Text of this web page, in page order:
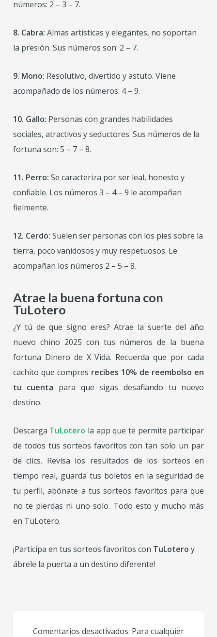
números: 2 – 3 – 7.
8. Cabra: Almas artísticas y elegantes, no soportan
la presión. Sus números son: 2 – 7.
9. Mono: Resolutivo, divertido y astuto. Viene
acompañado de los números: 4 – 9.
10. Gallo: Personas con grandes habilidades
sociales, atractivos y seductores. Sus números de la
fortuna son: 5 – 7 – 8.
11. Perro: Se caracteriza por ser leal, honesto y
confiable. Los números 3 – 4 – 9 le acompañan
fielmente.
12. Cerdo: Suelen ser personas con los pies sobre la
tierra, poco vanidosos y muy respetuosos. Le
acompañan los números 2 – 5 – 8.
Atrae la buena fortuna con
TuLotero
¿Y tú de que signo eres? Atrae la suerte del año
nuevo chino 2025 con tus números de la buena
fortuna Dinero de X Vida. Recuerda que por cada
cachito que compres recibes 10% de reembolso en
tu cuenta para que sigas desafiando tu nuevo
destino.
Descarga TuLotero la app que te permite participar
de todos tus sorteos favoritos con tan solo un par
de clics. Revisa los resultados de los sorteos en
tiempo real, guarda tus boletos en la seguridad de
tu perfil, abónate a tus sorteos favoritos para que
no te pierdas ni uno solo. Todo esto y mucho más
en TuLotero.
¡Participa en tus sorteos favoritos con TuLotero y
ábrele la puerta a un destino diferente!
Comentarios desactivados. Para cualquier